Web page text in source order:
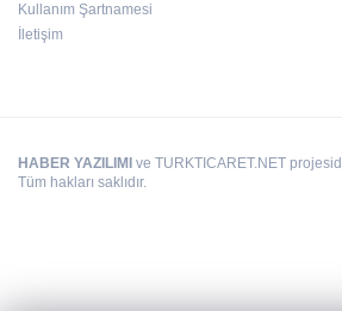
Kullanım Şartnamesi
İletişim
HABER YAZILIMI ve TURKTICARET.NET
Tüm hakları saklıdır.